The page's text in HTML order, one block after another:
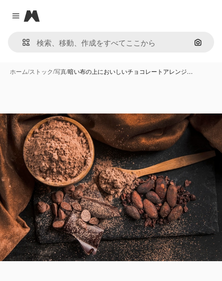
Close menu
Magnific
画像で
ホーム/ストック/写真/暗い布の上においしいチョコレートアレンジ…